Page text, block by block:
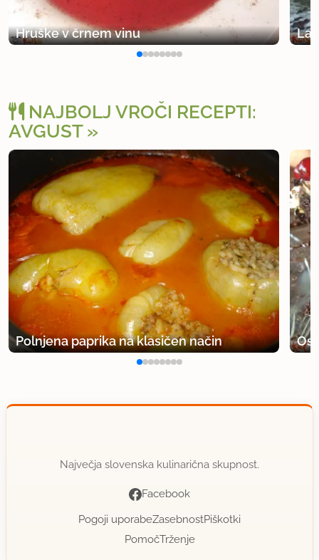
Hruške v črnem vinu
NAJBOLJ VROČI RECEPTI:
AVGUST
Polnjena paprika na klasičen način
Največja slovenska kulinarična skupnost.
Facebook
Pogoji uporabeZasebnostPiškotki
PomočTrženje